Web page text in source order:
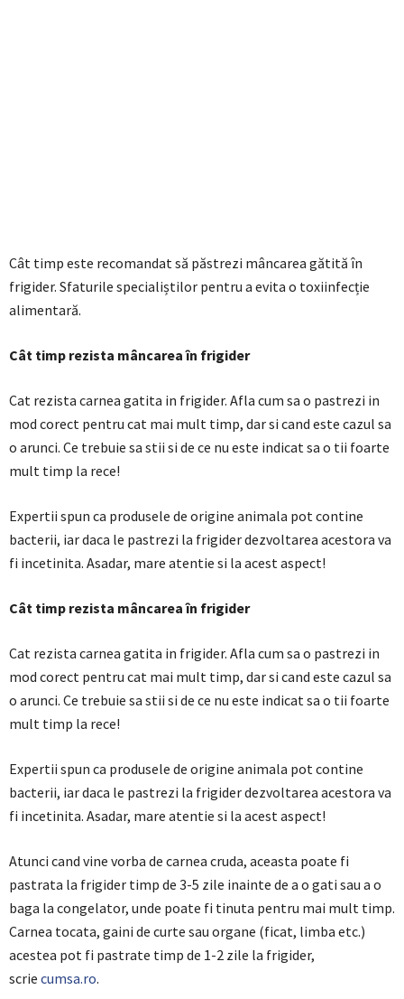
Cât timp este recomandat să păstrezi mâncarea gătită în
frigider. Sfaturile specialiștilor pentru a evita o toxiinfecție
alimentară.
Cât timp rezista mâncarea în frigider
Cat rezista carnea gatita in frigider. Afla cum sa o pastrezi in
mod corect pentru cat mai mult timp, dar si cand este cazul sa
o arunci. Ce trebuie sa stii si de ce nu este indicat sa o tii foarte
mult timp la rece!
Expertii spun ca produsele de origine animala pot contine
bacterii, iar daca le pastrezi la frigider dezvoltarea acestora va
fi incetinita. Asadar, mare atentie si la acest aspect!
Cât timp rezista mâncarea în frigider
Cat rezista carnea gatita in frigider. Afla cum sa o pastrezi in
mod corect pentru cat mai mult timp, dar si cand este cazul sa
o arunci. Ce trebuie sa stii si de ce nu este indicat sa o tii foarte
mult timp la rece!
Expertii spun ca produsele de origine animala pot contine
bacterii, iar daca le pastrezi la frigider dezvoltarea acestora va
fi incetinita. Asadar, mare atentie si la acest aspect!
Atunci cand vine vorba de carnea cruda, aceasta poate fi
pastrata la frigider timp de 3-5 zile inainte de a o gati sau a o
baga la congelator, unde poate fi tinuta pentru mai mult timp.
Carnea tocata, gaini de curte sau organe (ficat, limba etc.)
acestea pot fi pastrate timp de 1-2 zile la frigider,
scrie cumsa.ro.